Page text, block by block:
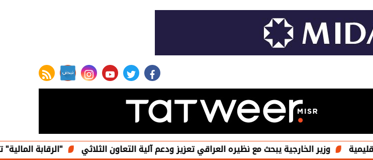
facebook
twitter
youtube
instagram
rss feed
"الرقابة المالية" تعدل وزير الخارجية يبحث مع نظيره العراقي تعزيز ودعم آلية التعاون الثلاثي